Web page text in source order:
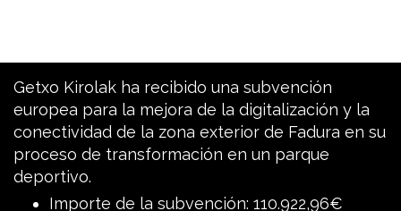
Getxo Kirolak ha recibido una subvención
europea para la mejora de la digitalización y la
conectividad de la zona exterior de Fadura en su
proceso de transformación en un parque
deportivo.
Importe de la subvención: 110.922,96€